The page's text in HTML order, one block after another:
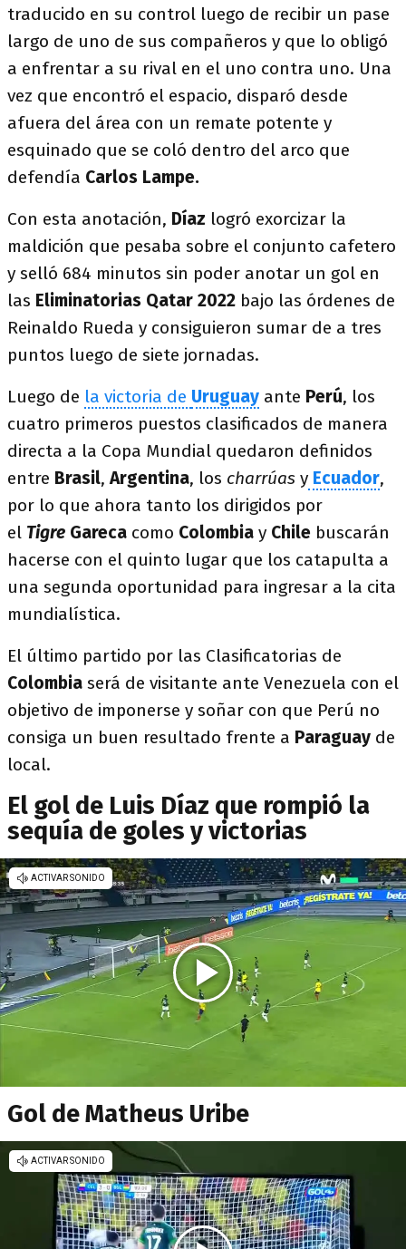
traducido en su control luego de recibir un pase
largo de uno de sus compañeros y que lo obligó
a enfrentar a su rival en el uno contra uno. Una
vez que encontró el espacio, disparó desde
afuera del área con un remate potente y
esquinado que se coló dentro del arco que
defendía Carlos Lampe.
Con esta anotación, Díaz logró exorcizar la
maldición que pesaba sobre el conjunto cafetero
y selló 684 minutos sin poder anotar un gol en
las Eliminatorias Qatar 2022 bajo las órdenes de
Reinaldo Rueda y consiguieron sumar de a tres
puntos luego de siete jornadas.
Luego de la victoria de Uruguay ante Perú, los
cuatro primeros puestos clasificados de manera
directa a la Copa Mundial quedaron definidos
entre Brasil,Argentina, los charrúas y Ecuador,
por lo que ahora tanto los dirigidos por
el Tigre Gareca como Colombia y Chile buscarán
hacerse con el quinto lugar que los catapulta a
una segunda oportunidad para ingresar a la cita
mundialística.
El último partido por las Clasificatorias de
Colombia será de visitante ante Venezuela con el
objetivo de imponerse y soñar con que Perú no
consiga un buen resultado frente a Paraguay de
local.
El gol de Luis Díaz que rompió la
sequía de goles y victorias
Gol de Matheus Uribe